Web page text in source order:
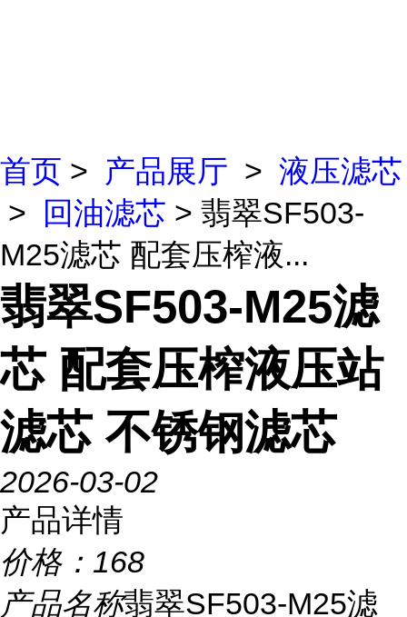
首页 > 产品展厅 > 液压滤芯
>
回油滤芯 > 翡翠SF503-
M25滤芯 配套压榨液...
翡翠SF503-M25滤
芯 配套压榨液压站
滤芯 不锈钢滤芯
2026-03-02
产品详情
价格： 168
产品名称翡翠SF503-M25滤